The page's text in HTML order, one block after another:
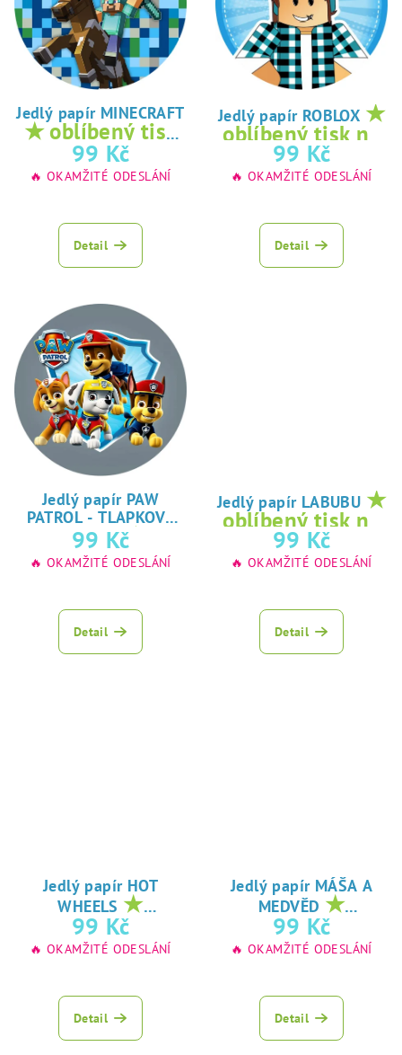
Jedlý papír MINECRAFT
★ oblíbený tisk
na jedlý papír
99 Kč
🔥 OKAMŽITÉ ODESLÁNÍ
Detail
Jedlý papír ROBLOX ★
oblíbený tisk na
jedlý papír
99 Kč
🔥 OKAMŽITÉ ODESLÁNÍ
Detail
Jedlý papír PAW
PATROL - TLAPKOVÁ
PATROLA★
oblíbený tisk na
jedlý papír
99 Kč
🔥 OKAMŽITÉ ODESLÁNÍ
Detail
Jedlý papír LABUBU ★
oblíbený tisk na
jedlý papír
99 Kč
🔥 OKAMŽITÉ ODESLÁNÍ
Detail
Jedlý papír HOT
WHEELS ★
oblíbený tisk na
jedlý papír
99 Kč
🔥 OKAMŽITÉ ODESLÁNÍ
Detail
Jedlý papír MÁŠA A
MEDVĚD ★
oblíbený tisk na
jedlý papír
99 Kč
🔥 OKAMŽITÉ ODESLÁNÍ
Detail